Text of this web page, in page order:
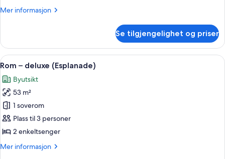
Mer informasjon
Mer
(Quay,
Twin)
Se tilgjengelighet og priser
Åpne
alle
bildene
av
Rom
–
deluxe
Rom – deluxe (Esplanade) |
6
Rom – deluxe (Esplanade)
Byutsikt
53 m²
1 soverom
Plass til 3 personer
2 enkeltsenger
Mer informasjon
Mer